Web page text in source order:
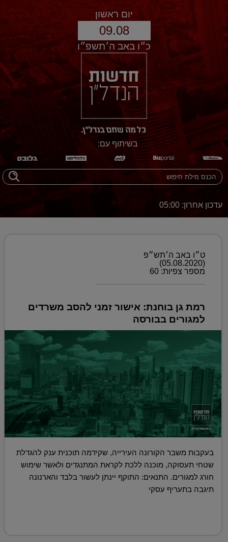
יום ראשון
09.08
כ״ו באב ה׳תשפ״ו
בשיתוף עם:
עדכון אחרון: 05:00
ט״ו באב ה׳תש״פ
(05.08.2020)
מספר צפיות: 60
רמת גן בוחנת: אישור זמני להסב משרדים
למגורים בבורסה
בעקבות משבר הקורונה העירייה, שקידמה תוכנית ענק להגדלת
שטחי תעסוקה, מוכנה ללכת לקראת המתנגדים ולאשר שימוש
חורג למגורים. התנאים: התוקף יינתן לעשור בלבד והארנונה
תיגבה בתעריף עסקי